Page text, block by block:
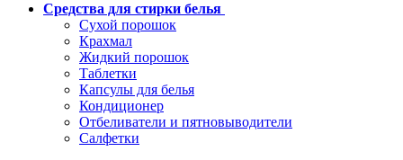
Средства для стирки белья
Сухой порошок
Крахмал
Жидкий порошок
Таблетки
Капсулы для белья
Кондиционер
Отбеливатели и пятновыводители
Салфетки